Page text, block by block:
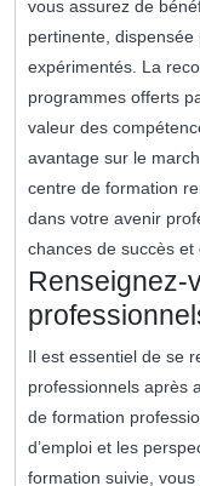
vous assurez de
pertinente,
expérimentés. La
programmes offerts
valeur des
avantage sur le
centre de formation
dans votre avenir
chances de succès et
Renseignez-
Il est essentiel de se
professionnels après
de formation
d’emploi et les
formation suivie,